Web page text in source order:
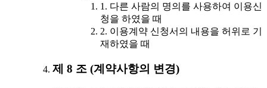
1. 다른 사람의 명의를 사용하여 이용신
청을 하였을 때
2. 이용계약 신청서의 내용을 허위로 기
재하였을 때
제 8 조 (계약사항의 변경)